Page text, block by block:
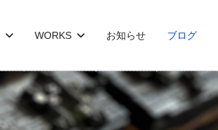
WORKS お知らせ ブログ